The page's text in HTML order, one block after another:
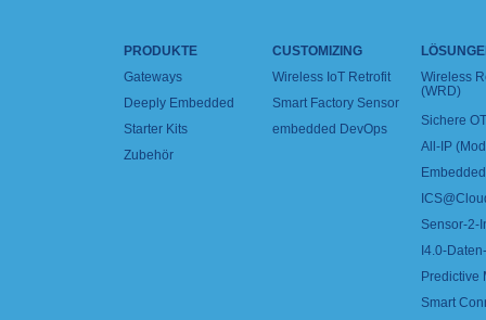
PRODUKTE
Gateways
Deeply Embedded
Starter Kits
Zubehör
CUSTOMIZING
Wireless IoT Retrofit
Smart Factory Sensor
embedded DevOps
Wireless
(WRD)
Sichere
All-IP
Sensor-2-
I4.0-
Predictive
Smart